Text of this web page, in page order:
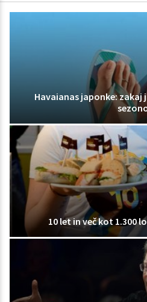
Havaianas japonke: zakaj
10 let in več kot 1.300